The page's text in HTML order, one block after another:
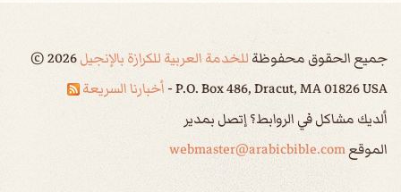
جميع الحقوق محفوظةللخدمة العربية للكرازة بالإنجيل ©2026
P.O. Box 486, Dracut, MA 01826 USA - أخبارنا السريعة
ألديك مشاكل في الروابط؟ إتصل بمدير
الموقعwebmaster@arabicbible.com